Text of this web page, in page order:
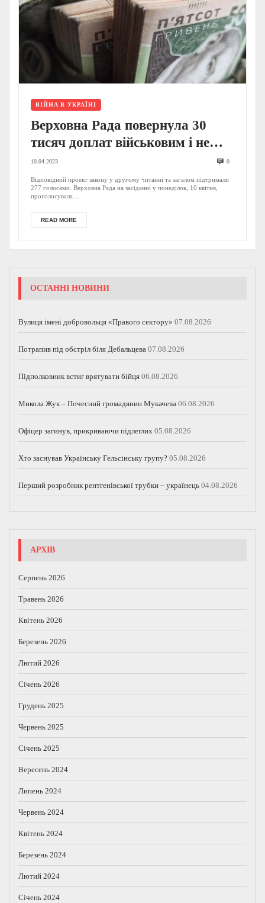
ВІЙНА В УКРАЇНІ
Верховна Рада повернула 30
тисяч доплат військовим і не
тільки: відомо, скільки вони
діятимуть
10.04.2023 0
Відповідний проект закону у другому читанні та загалом підтримали
277 голосами. Верховна Рада на засіданні у понеділок, 10 квітня,
проголосувала ...
READ MORE
ОСТАННІ НОВИНИ
Вулиця імені добровольця «Правого сектору» 07.08.2026
Потрапив під обстріл біля Дебальцева 07.08.2026
Підполковник встиг врятувати бійця 06.08.2026
Микола Жук – Почесний громадянин Мукачева 06.08.2026
Офіцер загинув, прикриваючи підлеглих 05.08.2026
Хто заснував Українську Гельсінську групу? 05.08.2026
Перший розробник рентгенівської трубки – українець 04.08.2026
АРХІВ
Серпень 2026
Травень 2026
Квітень 2026
Березень 2026
Лютий 2026
Січень 2026
Грудень 2025
Червень 2025
Січень 2025
Вересень 2024
Липень 2024
Червень 2024
Квітень 2024
Березень 2024
Лютий 2024
Січень 2024